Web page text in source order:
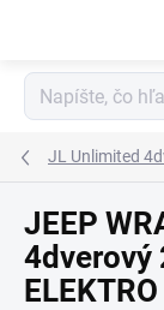
JL Unlimited
JEEP
4dverový
ELEKTRO